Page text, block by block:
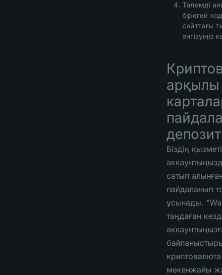
Төлемді
бірегей
сайттағы
енгізуіңіз
арқылы
Біздің
сатып
пайдаланып
ұсынады.
таңдаған
мекенжайы